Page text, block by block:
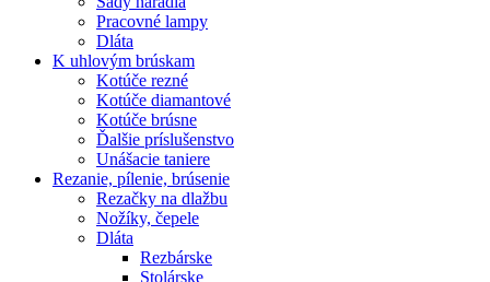
Pracovné lampy
Dláta
K uhlovým brúskam
Kotúče rezné
Kotúče diamantové
Kotúče brúsne
Ďalšie príslušenstvo
Unášacie taniere
Rezanie, pílenie, brúsenie
Rezačky na dlažbu
Nožíky, čepele
Dláta
Rezbárske
Stolárske